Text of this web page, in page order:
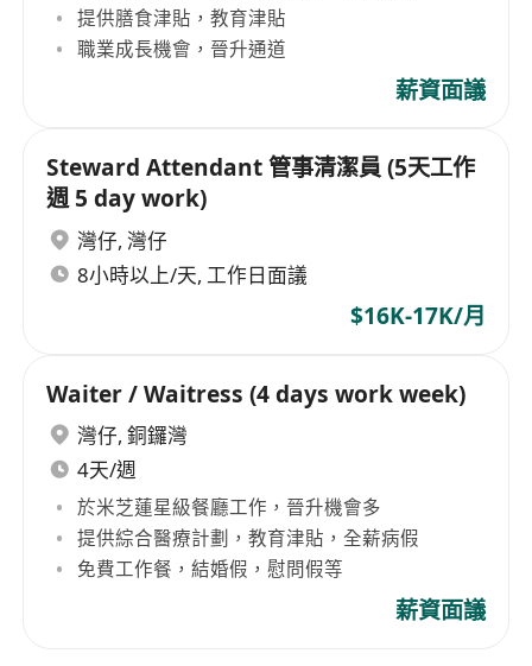
提供膳食津貼，教育津貼
職業成長機會，晉升通道
薪資面議
Steward Attendant 管事清潔員 (5天工作
週 5 day work)
灣仔, 灣仔
8小時以上/天, 工作日面議
$16K-17K/月
Waiter / Waitress (4 days work week)
灣仔, 銅鑼灣
4天/週
於米芝蓮星級餐廳工作，晉升機會多
提供綜合醫療計劃，教育津貼，全薪病假
免費工作餐，結婚假，慰問假等
薪資面議